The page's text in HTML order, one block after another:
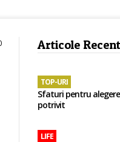
Articole
TOP-URI
Sfaturi pentru
potrivit
LIFE